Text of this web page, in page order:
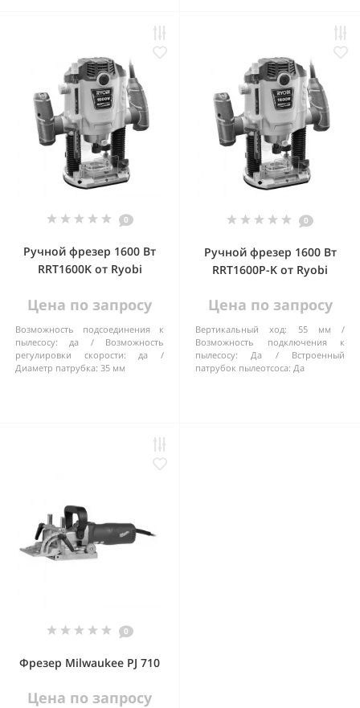
0
Ручной фрезер 1600 Вт
RRT1600K от Ryobi
Цена по запросу
Возможность подсоединения к
пылесосу:
да
Возможность
регулировки скорости:
да
Диаметр патрубка: 35 мм
0
Ручной фрезер 1600 Вт
RRT1600P-K от Ryobi
Цена по запросу
Вертикальный ход:
55 мм
Возможность подключения к
пылесосу:
Да
Встроенный
патрубок пылеотсоса: Да
0
Фрезер Milwaukee PJ 710
Цена по запросу